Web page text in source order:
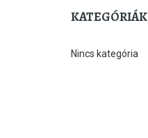
KATEGÓRIÁK
Nincs kategória